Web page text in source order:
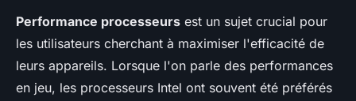
Performance processeurs est un sujet crucial pour
les utilisateurs cherchant à maximiser l'efficacité de
leurs appareils. Lorsque l'on parle des performances
en jeu, les processeurs Intel ont souvent été préférés